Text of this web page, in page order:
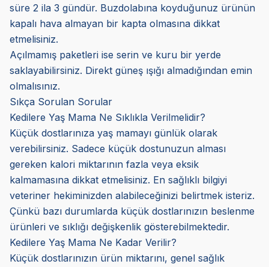
süre 2 ila 3 gündür. Buzdolabına koyduğunuz ürünün
kapalı hava almayan bir kapta olmasına dikkat
etmelisiniz.
Açılmamış paketleri ise serin ve kuru bir yerde
saklayabilirsiniz. Direkt güneş ışığı almadığından emin
olmalısınız.
Sıkça Sorulan Sorular
Kedilere Yaş Mama Ne Sıklıkla Verilmelidir?
Küçük dostlarınıza yaş mamayı günlük olarak
verebilirsiniz. Sadece küçük dostunuzun alması
gereken kalori miktarının fazla veya eksik
kalmamasına dikkat etmelisiniz. En sağlıklı bilgiyi
veteriner hekiminizden alabileceğinizi belirtmek isteriz.
Çünkü bazı durumlarda küçük dostlarınızın beslenme
ürünleri ve sıklığı değişkenlik gösterebilmektedir.
Kedilere Yaş Mama Ne Kadar Verilir?
Küçük dostlarınızın ürün miktarını, genel sağlık